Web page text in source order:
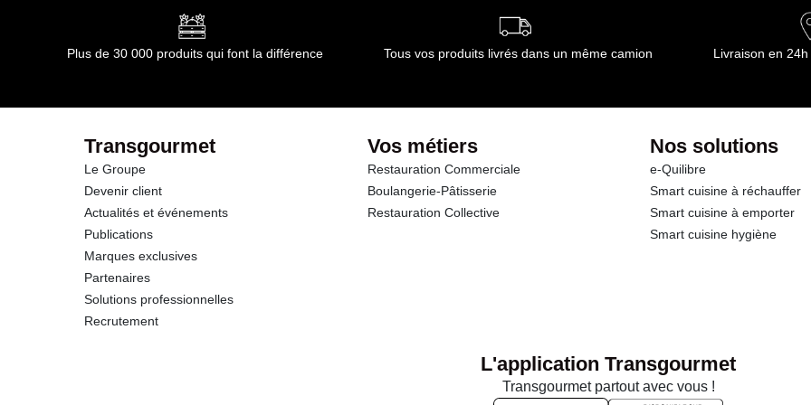
Protéines
Sel
Plus de 30 000 produits qui font la différence Tous vos produits livrés dans un même camion Livraison en
Transgourmet
Le Groupe
Devenir client
Actualités et événements
Publications
Marques exclusives
Partenaires
Solutions professionnelles
Recrutement
Vos métiers
Restauration Commerciale
Boulangerie-Pâtisserie
Restauration Collective
Nos solutions
e-Quilibre
Smart cuisine à réchauffer
Smart cuisine à emporter
Smart cuisine hygiène
L'application Transgourmet
Transgourmet partout avec vous !